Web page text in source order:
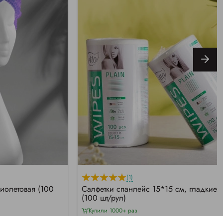
(100
(1)
Салфетки спанлейс 15*15 см, гладкие
(100 шт/рул)
Купили 1000+ раз